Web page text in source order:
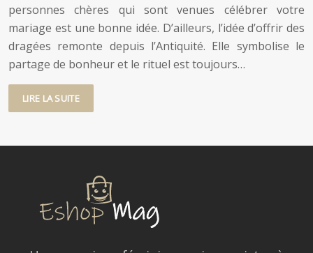
personnes chères qui sont venues célébrer votre
mariage est une bonne idée. D’ailleurs, l’idée d’offrir des
dragées remonte depuis l’Antiquité. Elle symbolise le
partage de bonheur et le rituel est toujours…
LIRE LA SUITE